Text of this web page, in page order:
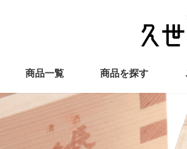
商品一覧 商品を探す